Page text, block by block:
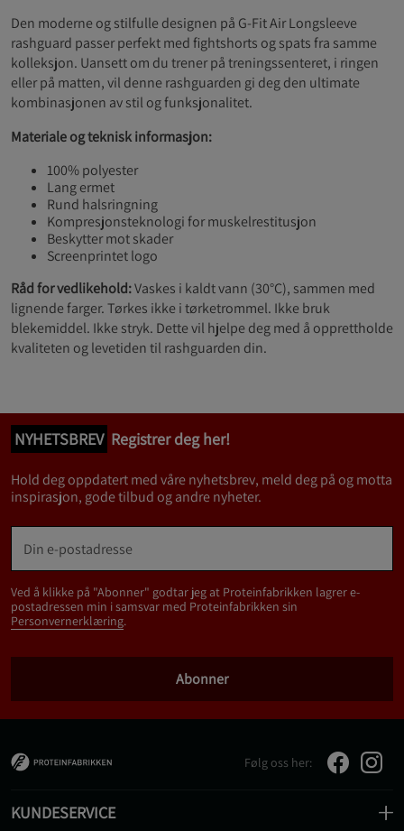
Den moderne og stilfulle designen på G-Fit Air Longsleeve
rashguard passer perfekt med fightshorts og spats fra samme
kolleksjon. Uansett om du trener på treningssenteret, i ringen
eller på matten, vil denne rashguarden gi deg den ultimate
kombinasjonen av stil og funksjonalitet.
Materiale og teknisk informasjon:
100% polyester
Lang ermet
Rund halsringning
Kompresjonsteknologi for muskelrestitusjon
Beskytter mot skader
Screenprintet logo
Råd for vedlikehold:Vaskes i kaldt vann (30°C), sammen med
lignende farger. Tørkes ikke i tørketrommel. Ikke bruk
blekemiddel. Ikke stryk. Dette vil hjelpe deg med å opprettholde
kvaliteten og levetiden til rashguarden din.
NYHETSBREV Registrer deg her!
Hold deg oppdatert med våre nyhetsbrev, meld deg på og motta
inspirasjon, gode tilbud og andre nyheter.
Ved å klikke på "Abonner" godtar jeg at Proteinfabrikken lagrer e-
postadressen min i samsvar med Proteinfabrikken sin
Personvernerklæring.
Abonner
Følg oss her:
KUNDESERVICE